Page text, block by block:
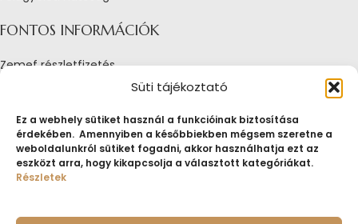
Süti tájékoztató
Ez a webhely sütiket használ a funkcióinak biztosítása
érdekében. Amennyiben a későbbiekben mégsem szeretne a
weboldalunkról sütiket fogadni, akkor használhatja ezt az
eszközt arra, hogy kikapcsolja a választott kategóriákat.
Részletek
FONTOS INFORMÁCIÓK
Zemef részletfizetés
Adatkezelési tájékoztató
Tájékoztató sütik alkalmazásáról
Fogyasztóvédelmi tájékoztató
Jogi nyilatkozat
Impresszum